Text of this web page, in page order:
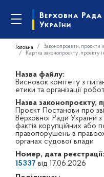
Головна Законопроєкти, проєкти
Картка законопроєкту, проєкту
Назва файлу:
Висновок комітету з
етики та організації
Назва законопроєкту,
Проєкт Постанови про
Верховної Ради України
фактів корупційних або
правопорушень в
органах судової влади
Номер, дата реєстрації:
15337 від 17.06.2026